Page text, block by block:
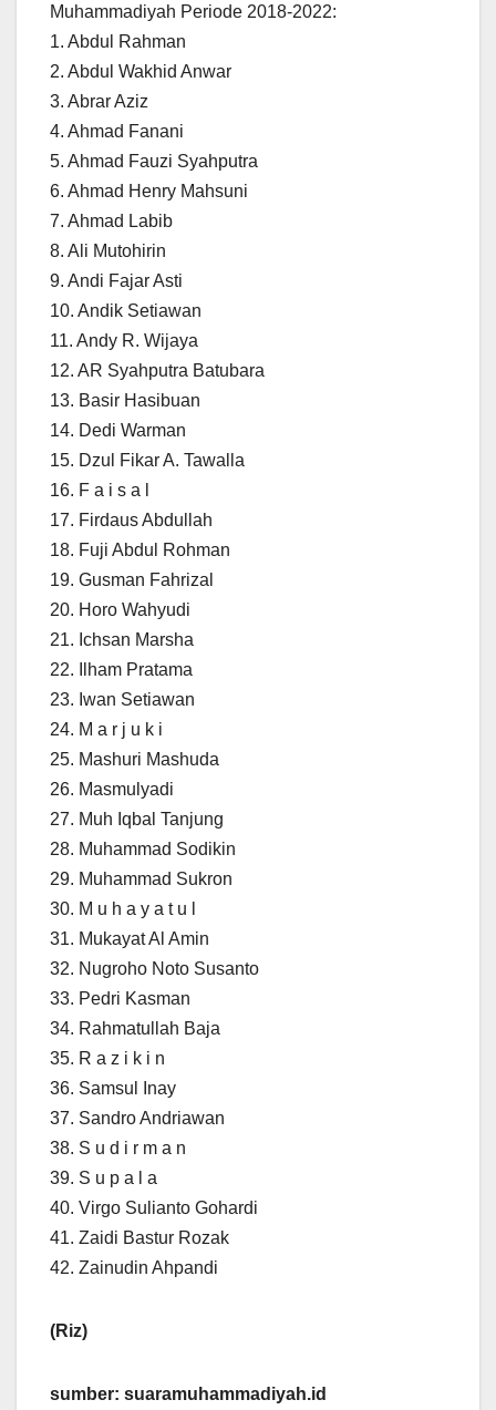
Muhammadiyah Periode 2018-2022:
1. Abdul Rahman
2. Abdul Wakhid Anwar
3. Abrar Aziz
4. Ahmad Fanani
5. Ahmad Fauzi Syahputra
6. Ahmad Henry Mahsuni
7. Ahmad Labib
8. Ali Mutohirin
9. Andi Fajar Asti
10. Andik Setiawan
11. Andy R. Wijaya
12. AR Syahputra Batubara
13. Basir Hasibuan
14. Dedi Warman
15. Dzul Fikar A. Tawalla
16. F a i s a l
17. Firdaus Abdullah
18. Fuji Abdul Rohman
19. Gusman Fahrizal
20. Horo Wahyudi
21. Ichsan Marsha
22. Ilham Pratama
23. Iwan Setiawan
24. M a r j u k i
25. Mashuri Mashuda
26. Masmulyadi
27. Muh Iqbal Tanjung
28. Muhammad Sodikin
29. Muhammad Sukron
30. M u h a y a t u l
31. Mukayat Al Amin
32. Nugroho Noto Susanto
33. Pedri Kasman
34. Rahmatullah Baja
35. R a z i k i n
36. Samsul Inay
37. Sandro Andriawan
38. S u d i r m a n
39. S u p a l a
40. Virgo Sulianto Gohardi
41. Zaidi Bastur Rozak
42. Zainudin Ahpandi
(Riz)
sumber: suaramuhammadiyah.id